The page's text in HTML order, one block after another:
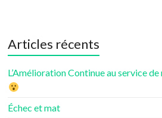
Articles récents
L’Amélioration Continue au service
Échec et mat